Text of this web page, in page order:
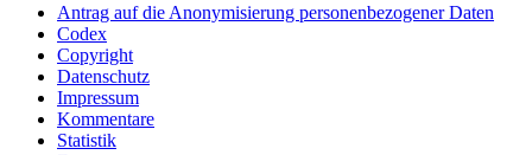
Antrag auf die Anonymisierung personenbezogener Daten
Codex
Copyright
Datenschutz
Impressum
Kommentare
Statistik